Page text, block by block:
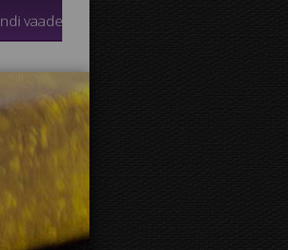
vaade